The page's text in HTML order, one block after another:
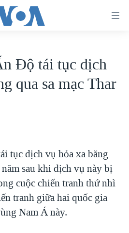
MẠI CỦA MỸ: QUÁ KHỨ VÀ HIỆN
Độ tái tục dịch
qua sa mạc Thar
tục dịch vụ hỏa xa băng
năm sau khi dịch vụ này bị
cuộc chiến tranh thứ nhì
tranh giữa hai quốc gia
Nam Á này.